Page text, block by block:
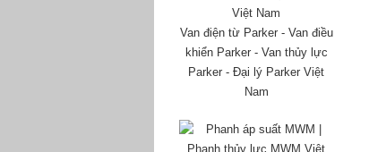
Van điện từ Parker - Van điều
khiển Parker - Van thủy lực
Parker - Đại lý Parker Việt
Nam